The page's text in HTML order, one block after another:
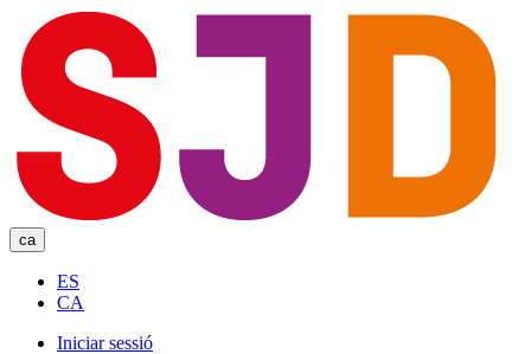
main
content
ca
ES
CA
Iniciar sessió